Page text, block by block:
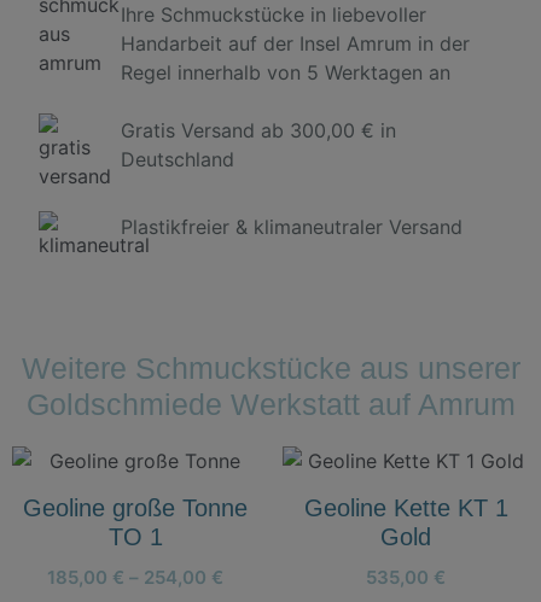
Ihre Schmuckstücke in liebevoller
Handarbeit auf der Insel Amrum in der
Regel innerhalb von 5 Werktagen an
Gratis Versand ab 300,00 € in
Deutschland
Plastikfreier & klimaneutraler Versand
Weitere Schmuckstücke aus unserer
Goldschmiede Werkstatt auf Amrum
Geoline große Tonne
TO 1
185,00 € – 254,00 €
Geoline Kette KT 1
Gold
535,00 €